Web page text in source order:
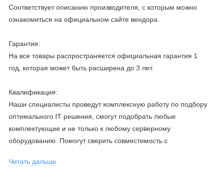
Соответствует описанию производителя, с которым можно
ознакомиться на официальном сайте вендора.
Гарантия:
На все товары распространяется официальная гарантия 1
год, которая может быть расширена до 3 лет.
Квалификация:
Наши специалисты проведут комплексную работу по подбору
оптимального IT решения, смогут подобрать любые
комплектующие и не только к любому серверному
оборудованию. Помогут сверить совместимость с
официальными производителями и проводим регулярное
Читать дальше